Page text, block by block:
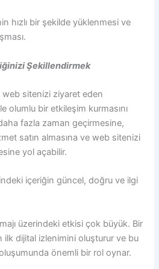
hızlı bir şekilde yüklenmesi ve
Şekillendirmek
web sitenizi ziyaret eden
olumlu bir etkileşim kurmasını
daha fazla zaman geçirmesine,
satın almasına ve web sitenizi
yol açabilir.
içeriğin güncel, doğru ve ilgi
üzerindeki etkisi çok büyük. Bir
dijital izlenimini oluşturur ve bu
oluşumunda önemli bir rol oynar.